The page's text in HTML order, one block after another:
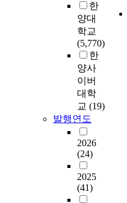
한
양대
학교
(5,770)
한
양사
이버
대학
교 (19)
발행연도
2026
(24)
2025
(41)